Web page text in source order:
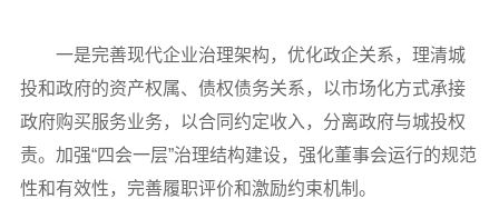
一是完善现代企业治理架构，优化政企关系，理清城
投和政府的资产权属、债权债务关系，以市场化方式承接
政府购买服务业务，以合同约定收入，分离政府与城投权
责。加强“四会一层”治理结构建设，强化董事会运行的规范
性和有效性，完善履职评价和激励约束机制。